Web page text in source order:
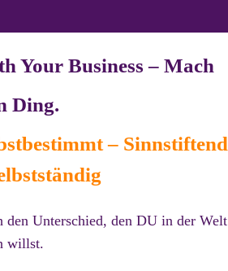
Your Business – Mach
Ding.
– Sinnstiftend
den Unterschied, den DU in der Welt
willst.